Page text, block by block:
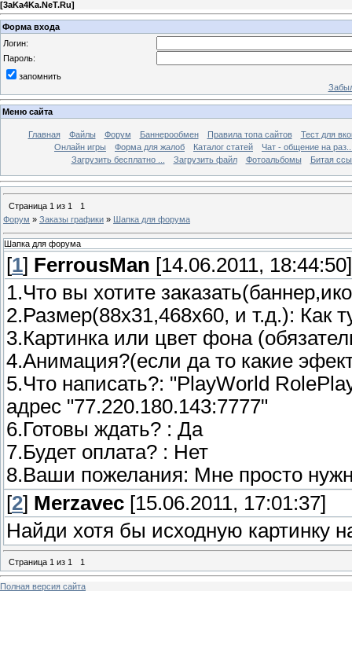
[3aKa4Ka.NeT.Ru]
Форма входа
Логин:
Пароль:
запомнить
Меню сайта
Главная Файлы Форум Баннерообмен Правила топа сайтов
Тест для
Онлайн игры
Форма для жалоб Каталог статей
Чат - общение на
Загрузить бесплатно ...
Загрузить файл Фотоальбомы Битая
Страница 1 из 1
1
Форум » Заказы графики » Шапка для форума
Шапка для форума
[1] FerrousMan [14.06.2011, 18:44:50]
1.Что вы хотите
2.Размер(88x31,468x60, и т.д.): Как
3.Картинка или цвет фона
4.Анимация?(если да то какие
5.Что написать?: "PlayWorld
адрес "77.220.180.143:7777"
6.Готовы ждать? : Да
7.Будет оплата? : Нет
8.Ваши пожелания: Мне просто
[2] Merzavec [15.06.2011, 17:01:37]
Найди хотя бы исходную картинку
Страница 1 из 1 1
Полная версия сайта